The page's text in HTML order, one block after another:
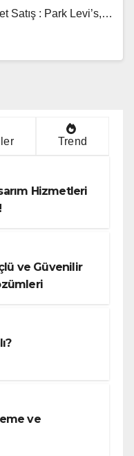
Satış : Park Levi’s,…
Trend
Hizmetleri
ve Güvenilir
ve